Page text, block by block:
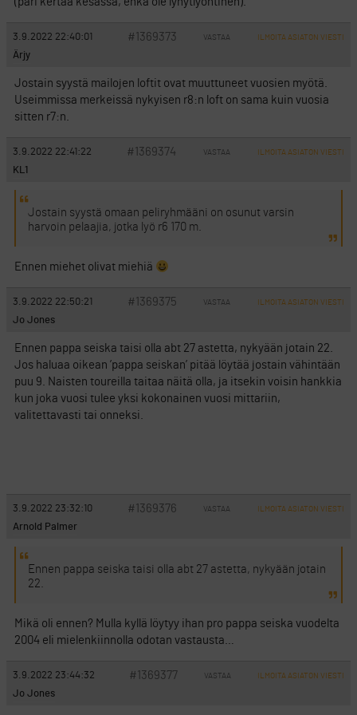
3.9.2022 22:40:01 #1369373 VASTAA ILMOITA ASIATON VIESTI
Ärjy
Jostain syystä mailojen loftit ovat muuttuneet vuosien myötä.
Useimmissa merkeissä nykyisen r8:n loft on sama kuin vuosia
sitten r7:n.
3.9.2022 22:41:22 #1369374 VASTAA ILMOITA ASIATON VIESTI
KL1
Jostain syystä omaan peliryhmääni on osunut varsin
harvoin pelaajia, jotka lyö r6 170 m.
Ennen miehet olivat miehiä
3.9.2022 22:50:21 #1369375 VASTAA ILMOITA ASIATON VIESTI
Jo Jones
Ennen pappa seiska taisi olla abt 27 astetta, nykyään jotain 22.
Jos haluaa oikean ’pappa seiskan’ pitää löytää jostain vähintään
puu 9. Naisten toureilla taitaa näitä olla, ja itsekin voisin hankkia
kun joka vuosi tulee yksi kokonainen vuosi mittariin,
valitettavasti tai onneksi.
3.9.2022 23:32:10 #1369376 VASTAA ILMOITA ASIATON VIESTI
Arnold Palmer
Ennen pappa seiska taisi olla abt 27 astetta, nykyään jotain
22.
Mikä oli ennen? Mulla kyllä löytyy ihan pro pappa seiska vuodelta
2004 eli mielenkiinnolla odotan vastausta…
3.9.2022 23:44:32 #1369377 VASTAA ILMOITA ASIATON VIESTI
Jo Jones